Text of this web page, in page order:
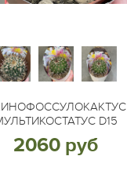
D15
2060 руб